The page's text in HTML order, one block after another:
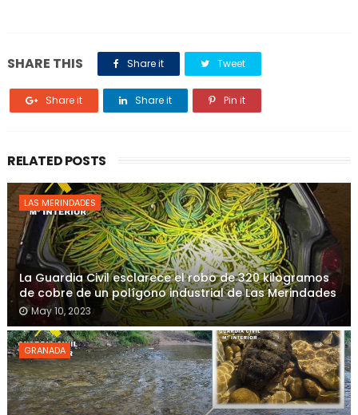
SHARE THIS Share it Tweet
Share it Share it Pin it
RELATED POSTS
LAS MERINDADES
La Guardia Civil esclarece el robo de 320 kilogramos
de cobre de un polígono industrial de Las Merindades
May 10, 2023
GRANADA